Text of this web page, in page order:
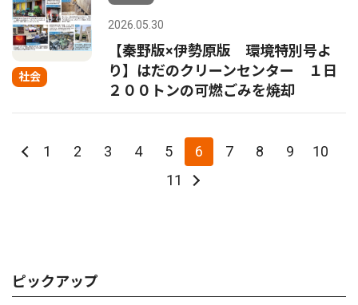
社会
2026.05.30
【秦野版×伊勢原版 環境特別号よ
り】はだのクリーンセンター １日
２００トンの可燃ごみを焼却
1 2 3 4 5 6 7 8 9
10
11
ピックアップ